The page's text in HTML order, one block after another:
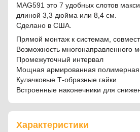
MAG591 это 7 удобных слотов
длиной 3,3 дюйма или 8,4 см.
Сделано в США.
Прямой монтаж к системам,
Возможность многонаправленного
Промежуточный интервал
Мощная армированная полимерная
Кулачковые Т-образные гайки
Встроенные наконечники для
Характеристики